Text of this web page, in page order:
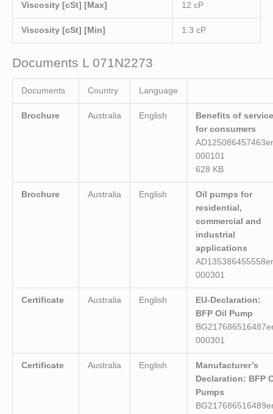
Viscosity [cSt] [Max] 12 cP
Viscosity [cSt] [Min] 1.3 cP
Documents L 071N2273
Documents Country Language
Brochure Australia English
Benefits of service
for consumers
000101
628 KB
Brochure Australia English
Oil pumps for
residential,
commercial and
industrial
applications
000301
Certificate Australia English
EU-Declaration:
BFP Oil Pump
000301
Certificate Australia English
Manufacturer’s
Declaration: BFP
Pumps